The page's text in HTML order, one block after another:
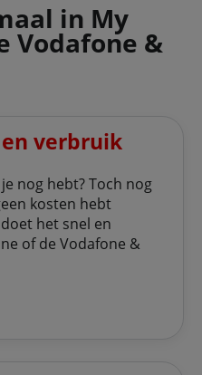
in My
Vodafone &
verbruik
nog hebt? Toch nog
kosten hebt
het snel en
of de Vodafone &